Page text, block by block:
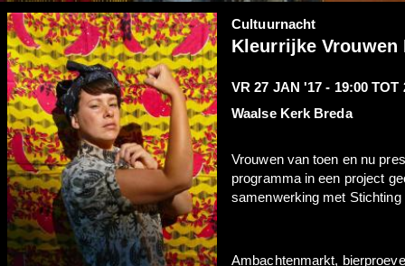
Cultuurnacht
Kleurrijke Vrouwen
VR 27 JAN '17 - 19:00 TOT
Waalse Kerk Breda
Vrouwen van toen en nu
programma in een project
samenwerking met
Ambachtenmarkt,